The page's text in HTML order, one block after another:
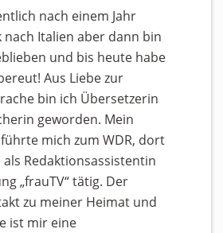
nach einem Jahr
nach Italien aber dann bin
und bis heute habe
Aus Liebe zur
bin ich Übersetzerin
geworden. Mein
mich zum WDR, dort
Redaktionsassistentin
„frauTV“ tätig. Der
zu meiner Heimat und
ist mir eine